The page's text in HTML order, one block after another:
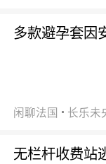
多款避孕套因
闲聊法国
无栏杆收费站